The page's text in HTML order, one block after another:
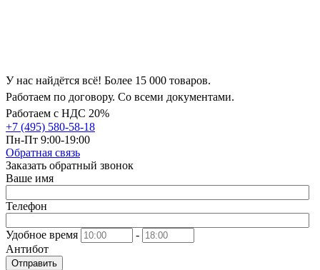
У нас найдётся всё! Более 15 000 товаров.
Работаем по договору. Со всеми документами.
Работаем с НДС 20%
+7 (495) 580-58-18
Пн-Пт 9:00-19:00
Обратная связь
Заказать обратный звонок
Ваше имя
Телефон
Удобное время
-
Антибот
Отправить